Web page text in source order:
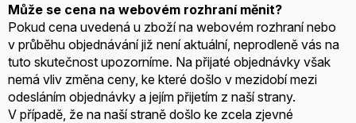
Může se cena na webovém rozhraní měnit?
Pokud cena uvedená u zboží na webovém rozhraní nebo
v průběhu objednávání již není aktuální, neprodleně vás na
tuto skutečnost upozorníme. Na přijaté objednávky však
nemá vliv změna ceny, ke které došlo v mezidobí mezi
odesláním objednávky a jejím přijetím z naší strany.
V případě, že na naší straně došlo ke zcela zjevné